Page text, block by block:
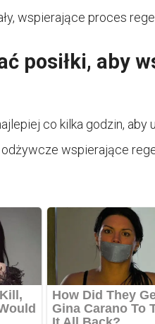
wspierające proces
posiłki, aby
co kilka godzin, aby
wspierające